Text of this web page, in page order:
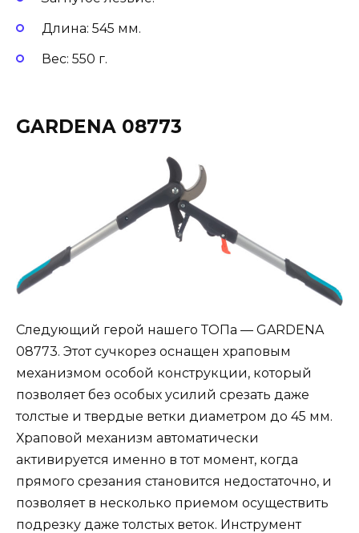
Длина: 545 мм.
Вес: 550 г.
GARDENA 08773
Следующий герой нашего ТОПа — GARDENA
08773. Этот сучкорез оснащен храповым
механизмом особой конструкции, который
позволяет без особых усилий срезать даже
толстые и твердые ветки диаметром до 45 мм.
Храповой механизм автоматически
активируется именно в тот момент, когда
прямого срезания становится недостаточно, и
позволяет в несколько приемом осуществить
подрезку даже толстых веток. Инструмент